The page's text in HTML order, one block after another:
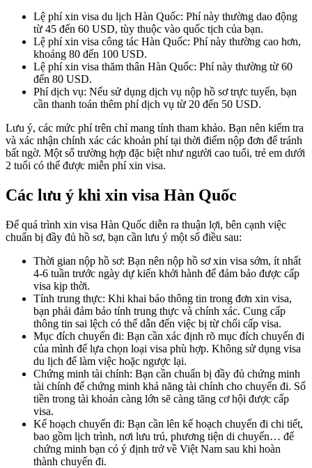
Lệ phí xin visa du lịch Hàn Quốc: Phí này thường dao động
từ 45 đến 60 USD, tùy thuộc vào quốc tịch của bạn.
Lệ phí xin visa công tác Hàn Quốc: Phí này thường cao hơn,
khoảng 80 đến 100 USD.
Lệ phí xin visa thăm thân Hàn Quốc: Phí này thường từ 60
đến 80 USD.
Phí dịch vụ: Nếu sử dụng dịch vụ nộp hồ sơ trực tuyến, bạn
cần thanh toán thêm phí dịch vụ từ 20 đến 50 USD.
Lưu ý, các mức phí trên chỉ mang tính tham khảo. Bạn nên kiểm tra
và xác nhận chính xác các khoản phí tại thời điểm nộp đơn để tránh
bất ngờ. Một số trường hợp đặc biệt như người cao tuổi, trẻ em dưới
2 tuổi có thể được miễn phí xin visa.
Các lưu ý khi xin visa Hàn Quốc
Để quá trình xin visa Hàn Quốc diễn ra thuận lợi, bên cạnh việc
chuẩn bị đầy đủ hồ sơ, bạn cần lưu ý một số điều sau:
Thời gian nộp hồ sơ: Bạn nên nộp hồ sơ xin visa sớm, ít nhất
4-6 tuần trước ngày dự kiến khởi hành để đảm bảo được cấp
visa kịp thời.
Tính trung thực: Khi khai báo thông tin trong đơn xin visa,
bạn phải đảm bảo tính trung thực và chính xác. Cung cấp
thông tin sai lệch có thể dẫn đến việc bị từ chối cấp visa.
Mục đích chuyến đi: Bạn cần xác định rõ mục đích chuyến đi
của mình để lựa chọn loại visa phù hợp. Không sử dụng visa
du lịch để làm việc hoặc ngược lại.
Chứng minh tài chính: Bạn cần chuẩn bị đầy đủ chứng minh
tài chính để chứng minh khả năng tài chính cho chuyến đi. Số
tiền trong tài khoản càng lớn sẽ càng tăng cơ hội được cấp
visa.
Kế hoạch chuyến đi: Bạn cần lên kế hoạch chuyến đi chi tiết,
bao gồm lịch trình, nơi lưu trú, phương tiện di chuyển… để
chứng minh bạn có ý định trở về Việt Nam sau khi hoàn
thành chuyến đi.